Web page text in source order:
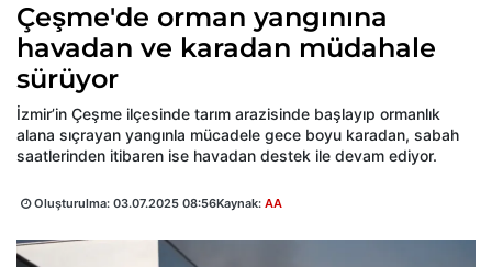
Çeşme'de orman yangınına
havadan ve karadan müdahale
sürüyor
İzmir’in Çeşme ilçesinde tarım arazisinde başlayıp ormanlık
alana sıçrayan yangınla mücadele gece boyu karadan, sabah
saatlerinden itibaren ise havadan destek ile devam ediyor.
Oluşturulma: 03.07.2025 08:56Kaynak: AA